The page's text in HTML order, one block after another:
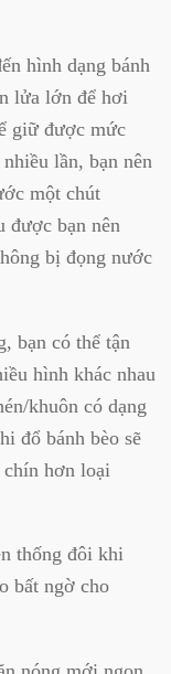
hình dạng bánh
lửa lớn để hơi
giữ được mức
lần, bạn nên
một chút
được bạn nên
bị đọng nước
bạn có thể tận
hình khác nhau
khuôn có dạng
đổ bánh bèo sẽ
chín hơn loại
thống đôi khi
bất ngờ cho